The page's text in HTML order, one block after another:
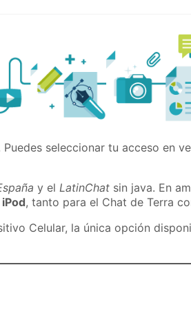
Puedes seleccionar tu acceso en
y elLatinChat sin java. En
, tanto para el Chat de Terra
Celular, la única opción